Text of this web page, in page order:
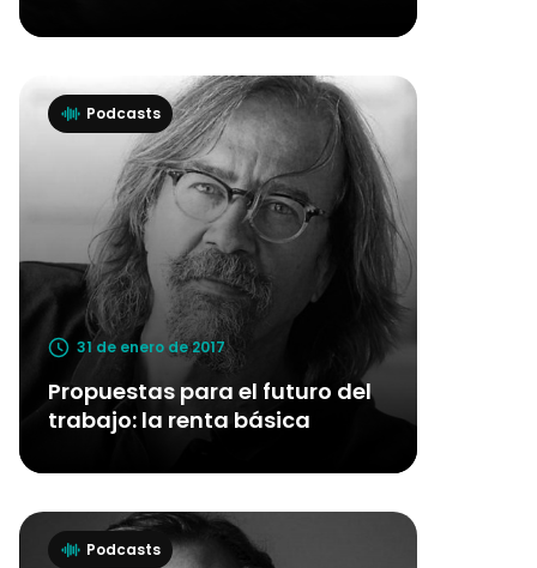
Podcasts
31 de enero de 2017
Propuestas para el futuro del
trabajo: la renta básica
Podcasts